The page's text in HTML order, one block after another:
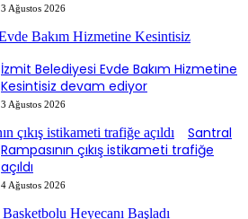
3 Ağustos 2026
İzmit Belediyesi Evde Bakım Hizmetine
Kesintisiz devam ediyor
3 Ağustos 2026
Santral
Rampasının çıkış istikameti trafiğe
açıldı
4 Ağustos 2026